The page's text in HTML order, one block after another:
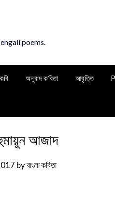
poems.
অনুবাদ কবিতা আবৃত্তি
আজাদ
byবাংলা কবিতা